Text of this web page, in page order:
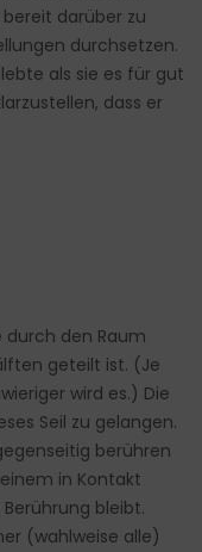
darüber zu
durchsetzen.
als sie es für gut
dass er
durch den Raum
geteilt ist. (Je
wird es.) Die
Seil zu gelangen.
berühren
in Kontakt
bleibt.
(wahlweise alle)